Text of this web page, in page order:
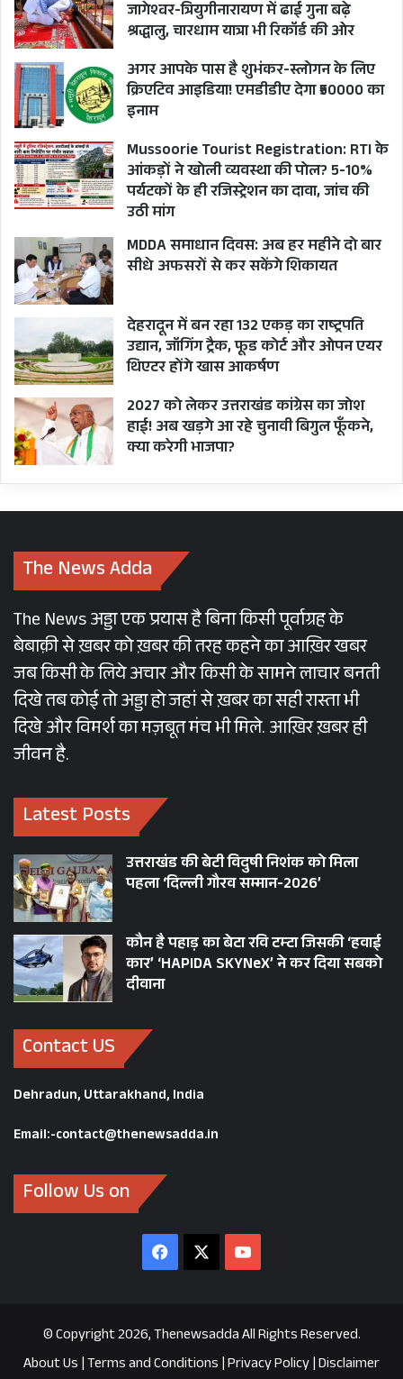
जागेश्वर-त्रियुगीनारायण में ढाई गुना बढ़े
श्रद्धालु, चारधाम यात्रा भी रिकॉर्ड की ओर
अगर आपके पास है शुभंकर-स्लोगन के लिए
क्रिएटिव आइडिया! एमडीडीए देगा ₹50000 का
इनाम
Mussoorie Tourist Registration: RTI के
आंकड़ों ने खोली व्यवस्था की पोल? 5-10%
पर्यटकों के ही रजिस्ट्रेशन का दावा, जांच की
उठी मांग
MDDA समाधान दिवस: अब हर महीने दो बार
सीधे अफसरों से कर सकेंगे शिकायत
देहरादून में बन रहा 132 एकड़ का राष्ट्रपति
उद्यान, जॉगिंग ट्रैक, फूड कोर्ट और ओपन एयर
थिएटर होंगे खास आकर्षण
2027 को लेकर उत्तराखंड कांग्रेस का जोश
हाई! अब खड़गे आ रहे चुनावी बिगुल फूँकने,
क्या करेगी भाजपा?
The News Adda
The News अड्डा एक प्रयास है बिना किसी पूर्वाग्रह के
बेबाक़ी से ख़बर को ख़बर की तरह कहने का आख़िर खबर
जब किसी के लिये अचार और किसी के सामने लाचार बनती
दिखे तब कोई तो अड्डा हो जहां से ख़बर का सही रास्ता भी
दिखे और विमर्श का मज़बूत मंच भी मिले. आख़िर ख़बर ही
जीवन है.
Latest Posts
उत्तराखंड की बेटी विदुषी निशंक को मिला
पहला ‘दिल्ली गौरव सम्मान-2026’
कौन है पहाड़ का बेटा रवि टम्टा जिसकी ‘हवाई
कार’ ‘HAPIDA SKYNeX’ ने कर दिया सबको
दीवाना
Contact US
Dehradun, Uttarakhand, India
Email:-contact@thenewsadda.in
Follow Us on
Facebook
© Copyright 2026, Thenewsadda All Rights Reserved.
About Us|Terms and Conditions|Privacy Policy|Disclaimer